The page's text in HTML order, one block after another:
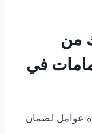
من
في
عوامل لضمان